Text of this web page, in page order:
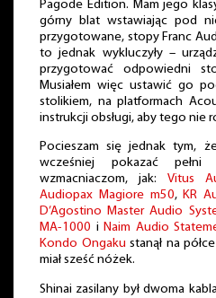
Pagode Edition. Mam jego
górny blat wstawiając pod
przygotowane, stopy Franc
to jednak wykluczyły –
przygotować odpowiedni
Musiałem więc ustawić go
stolikiem, na platformach
instrukcji obsługi, aby tego nie
Pocieszam się jednak tym,
wcześniej pokazać
wzmacniaczom, jak: Vitus
Audiopax Magiore m50,KR
D’Agostino Master Audio
MA-1000 i Naim Audio
Kondo Ongakustanął na
miał sześć nóżek.
Shinai zasilany był dwoma